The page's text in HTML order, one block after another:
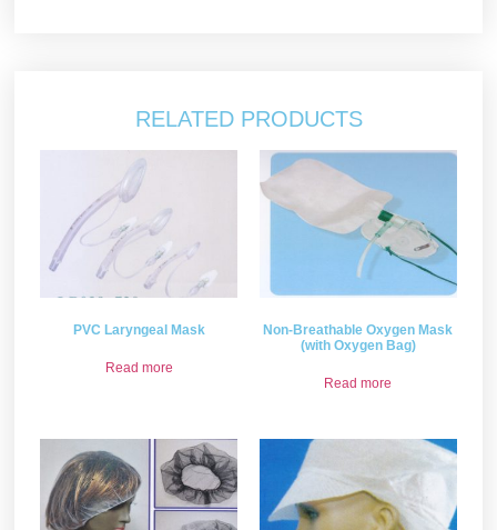
RELATED PRODUCTS
PVC Laryngeal Mask
Read more
Non-Breathable Oxygen Mask
(with Oxygen Bag)
Read more